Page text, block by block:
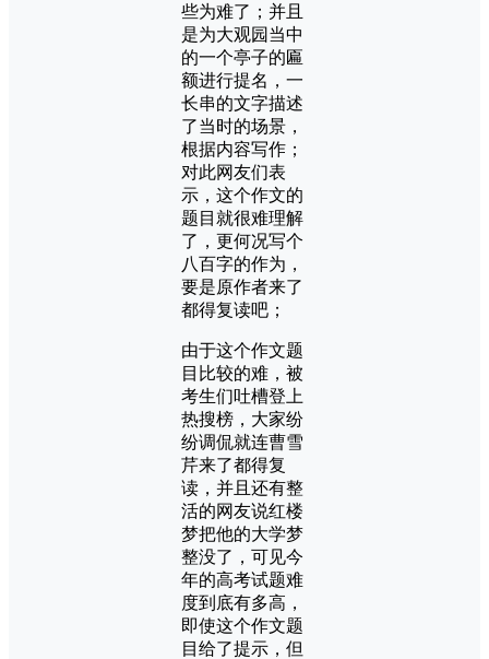
些为难了；并且
是为大观园当中
的一个亭子的匾
额进行提名，一
长串的文字描述
了当时的场景，
根据内容写作；
对此网友们表
示，这个作文的
题目就很难理解
了，更何况写个
八百字的作为，
要是原作者来了
都得复读吧；
由于这个作文题
目比较的难，被
考生们吐槽登上
热搜榜，大家纷
纷调侃就连曹雪
芹来了都得复
读，并且还有整
活的网友说红楼
梦把他的大学梦
整没了，可见今
年的高考试题难
度到底有多高，
即使这个作文题
目给了提示，但